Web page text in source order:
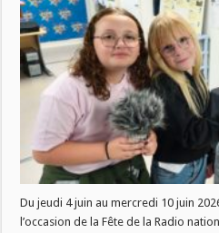
la
!
Du jeudi 4 juin au mercredi 10 juin
l’occasion de la Fête de la Radio